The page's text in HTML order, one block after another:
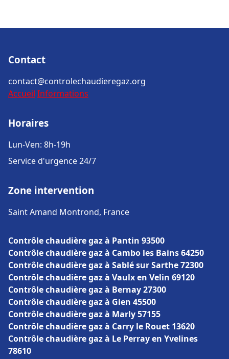
Contact
contact@controlechaudieregaz.org
Accueil Informations
Horaires
Lun-Ven: 8h-19h
Service d'urgence 24/7
Zone intervention
Saint Amand Montrond, France
Contrôle chaudière gaz à Pantin 93500
Contrôle chaudière gaz à Cambo les Bains 64250
Contrôle chaudière gaz à Sablé sur Sarthe 72300
Contrôle chaudière gaz à Vaulx en Velin 69120
Contrôle chaudière gaz à Bernay 27300
Contrôle chaudière gaz à Gien 45500
Contrôle chaudière gaz à Marly 57155
Contrôle chaudière gaz à Carry le Rouet 13620
Contrôle chaudière gaz à Le Perray en Yvelines
78610